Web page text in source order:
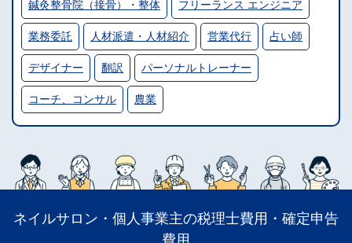
鍼灸整骨院（接骨）・整体 フリーランス エンジニア
業務委託 人材派遣・人材紹介 営業代行 占い師
デザイナー 翻訳 パーソナルトレーナー
コーチ、コンサル 農業
ネイルサロン・個人事業主の税理士費用・確定申告
費用